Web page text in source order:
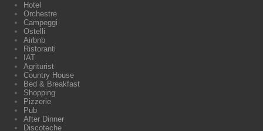
Hotel
Orchestre
Campeggi
Ostelli
Airbnb
Ristoranti
IAT
Agriturist
Country House
Bed & Breakfast
Shopping
Pizzerie
Pub
After Dinner
Discoteche